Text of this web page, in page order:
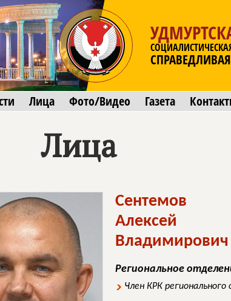
Лица Фото/Видео Газета
Лица
Сентемов
Алексей
Владимирович
Региональное
Член КРК регионального